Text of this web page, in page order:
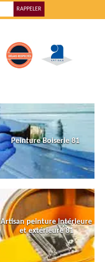
Peinture Boiserie 81
Artisan peinture intérieure
et extérieure 81